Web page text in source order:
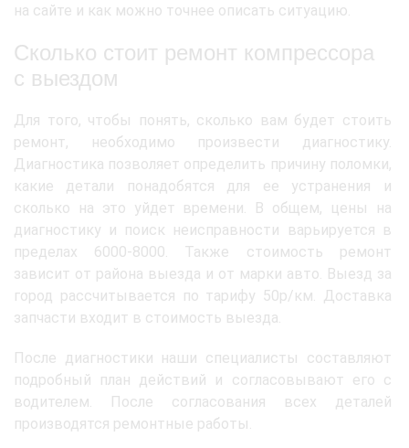
на сайте и как можно точнее описать ситуацию.
Сколько стоит ремонт компрессора
с выездом
Для того, чтобы понять, сколько вам будет стоить
ремонт, необходимо произвести диагностику.
Диагностика позволяет определить причину поломки,
какие детали понадобятся для ее устранения и
сколько на это уйдет времени. В общем, цены на
диагностику и поиск неисправности варьируется в
пределах 6000-8000. Также стоимость ремонт
зависит от района выезда и от марки авто. Выезд за
город рассчитывается по тарифу 50р/км. Доставка
запчасти входит в стоимость выезда.
После диагностики наши специалисты составляют
подробный план действий и согласовывают его с
водителем. После согласования всех деталей
производятся ремонтные работы.